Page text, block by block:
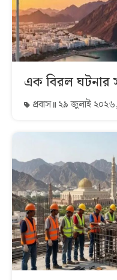
এক বিরল ঘটনার
প্রবাস ২৯ জুলাই